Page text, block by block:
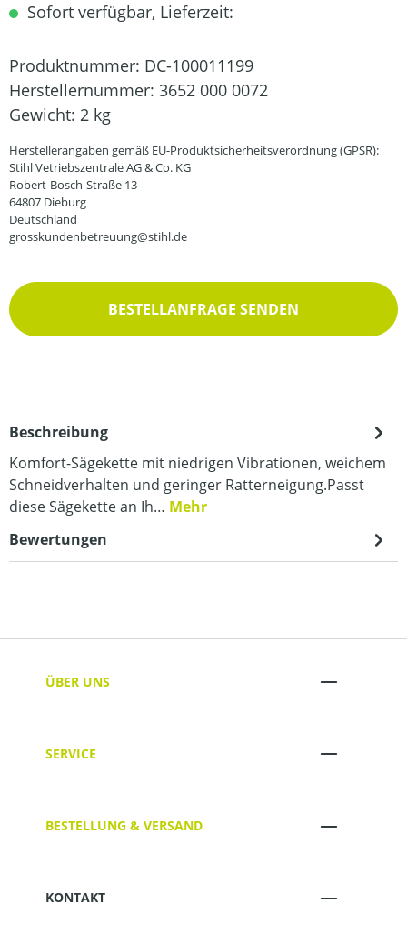
Sofort verfügbar, Lieferzeit:
Produktnummer: DC-100011199
Herstellernummer: 3652 000 0072
Gewicht: 2 kg
Herstellerangaben gemäß EU-Produktsicherheitsverordnung (GPSR):
Stihl Vetriebszentrale AG & Co. KG
Robert-Bosch-Straße 13
64807 Dieburg
Deutschland
grosskundenbetreuung@stihl.de
BESTELLANFRAGE SENDEN
Beschreibung
Komfort-Sägekette mit niedrigen Vibrationen, weichem
Schneidverhalten und geringer Ratterneigung.Passt
diese Sägekette an Ih… Mehr
Bewertungen
ÜBER UNS
SERVICE
BESTELLUNG & VERSAND
KONTAKT